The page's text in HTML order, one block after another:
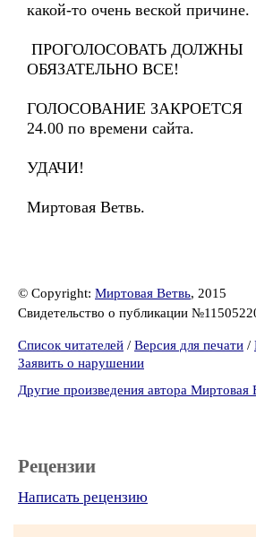
какой-то очень веской причине.
ПРОГОЛОСОВАТЬ ДОЛЖНЫ
ОБЯЗАТЕЛЬНО ВСЕ!
ГОЛОСОВАНИЕ ЗАКРОЕТСЯ
24.00 по времени сайта.
УДАЧИ!
Миртовая Ветвь.
© Copyright: Миртовая Ветвь, 2015
Свидетельство о публикации
Список читателей / Версия для печати /
Заявить о нарушении
Другие произведения автора Миртовая
Рецензии
Написать рецензию